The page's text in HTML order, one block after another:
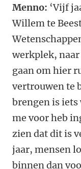
Menno: ‘Vijf
Willem te
werkplek, naar
gaan om hier
vertrouwen te
brengen is iets
me voor heb
zien dat dit is
jaar, mensen
binnen dan